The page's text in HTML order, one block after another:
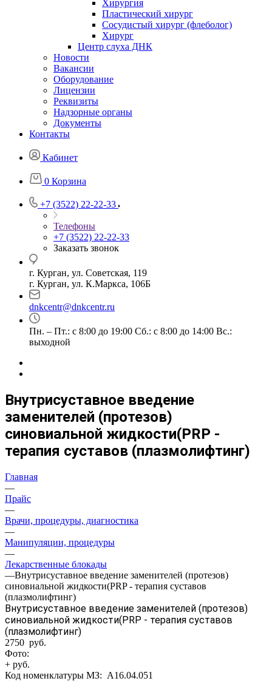
Хирургия
Пластический хирург
Сосудистый хирург (флеболог)
Хирург
Центр слуха ДНК
Новости
Вакансии
Оборудование
Лицензии
Реквизиты
Надзорные органы
Документы
Контакты
Кабинет
0 Корзина
+7 (3522) 22-22-33
Телефоны
+7 (3522) 22-22-33
Заказать звонок
г. Курган, ул. Советская, 119
г. Курган, ул. К.Маркса, 106Б
dnkcentr@dnkcentr.ru
Пн. – Пт.: с 8:00 до 19:00 Сб.: с 8:00 до 14:00 Вс.:
выходной
Внутрисуставное введение
заменителей (протезов)
синовиальной жидкости(PRP -
терапия суставов (плазмолифтинг)
Главная
—
Прайс
—
Врачи, процедуры, диагностика
—
Манипуляции, процедуры
—
Лекарственные блокады
—Внутрисуставное введение заменителей (протезов)
синовиальной жидкости(PRP - терапия суставов
(плазмолифтинг)
Внутрисуставное введение заменителей (протезов)
синовиальной жидкости(PRP - терапия суставов
(плазмолифтинг)
2750 руб.
Фото:
+ руб.
Код номенклатуры МЗ: A16.04.051